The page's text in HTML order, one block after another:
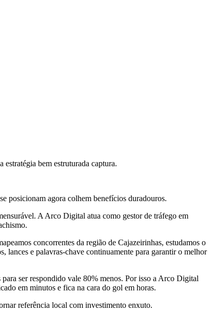
bem estruturada captura.
posicionam agora colhem benefícios duradouros.
A Arco Digital atua como gestor de tráfego em
concorrentes da região de Cajazeirinhas, estudamos o
e palavras-chave continuamente para garantir o melhor
ser respondido vale 80% menos. Por isso a Arco Digital
em minutos e fica na cara do gol em horas.
referência local com investimento enxuto.